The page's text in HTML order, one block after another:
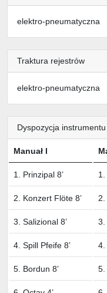
elektro-pneumatyczna
Traktura rejestrów
elektro-pneumatyczna
Dyspozycja instrumentu
Manuał I
1. Prinzipal 8’ 1.
2. Konzert Flöte 8’ 2.
3. Salizional 8’ 3.
4. Spill Pfeife 8’ 4.
5. Bordun 8’ 5.